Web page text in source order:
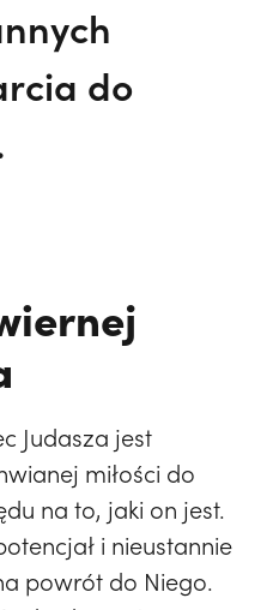
do
Judasza jest
miłości do
na to, jaki on jest.
i nieustannie
powrót do Niego.